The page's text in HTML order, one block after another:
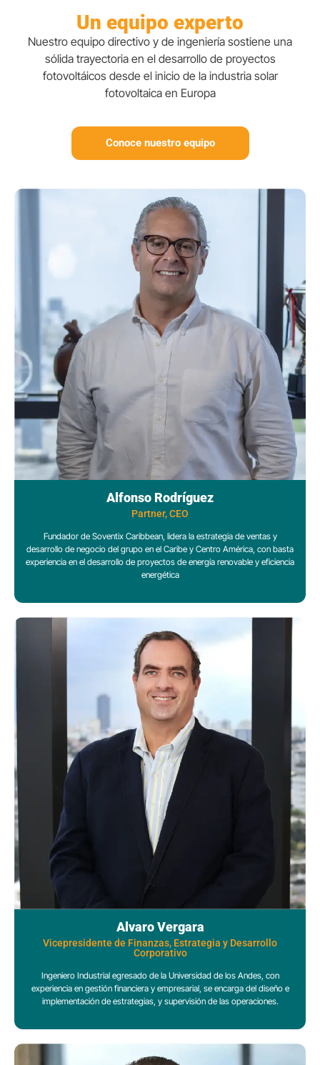
Un equipo experto
Nuestro equipo directivo y de ingeniería sostiene una
sólida trayectoria en el desarrollo de proyectos
fotovoltáicos desde el inicio de la industria solar
fotovoltaica en Europa​
Conoce nuestro equipo
Alfonso Rodríguez
Partner, CEO
Fundador de Soventix Caribbean, lidera la estrategia de ventas y
desarrollo de negocio del grupo en el Caribe y Centro América, con basta
experiencia en el desarrollo de proyectos de energía renovable y eficiencia
energética
Alvaro Vergara
Vicepresidente de Finanzas, Estrategia y Desarrollo
Corporativo
Ingeniero Industrial egresado de la Universidad de los Andes, con
experiencia en gestión financiera y empresarial, se encarga del diseño e
implementación de estrategias, y supervisión de las operaciones.